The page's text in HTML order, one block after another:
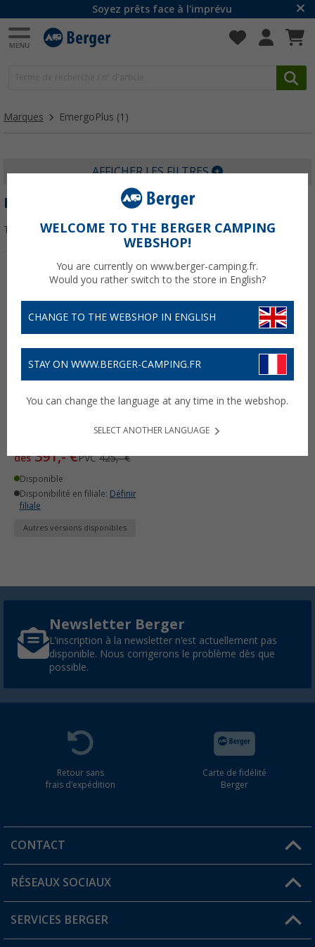
Soyez prêts face à l'imprévu
Marques EmergoPlus (1)
AFFICHER LES FILTRES
EMERGOPLUS
Trier par :
Batterie au lithium avec
chargeur intégré 12 V
dès391,- €PVC425,- €
Disponible
Disponibilité en filiale: Définir
filiale
Autres versions disponibles
Newsletter Berger
L'inscription à la newsletter n'est actuellement pas
disponible. Nous corrigerons le problème dès que
possible.
Retour sans
frais d'expédition
Carte de fidélité
Berger
CONTACT
Une question ?
Trouver une magasin
RÉSEAUX SOCIAUX
SERVICES BERGER
WELCOME TO THE BERGER CAMPING
WEBSHOP!
You are currently on www.berger-camping.fr.
Would you rather switch to the store in English?
CHANGE TO THE WEBSHOP IN ENGLISH
STAY ON WWW.BERGER-CAMPING.FR
You can change the language at any time in the webshop.
SELECT ANOTHER LANGUAGE